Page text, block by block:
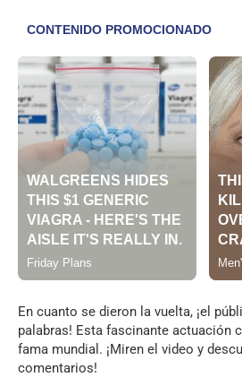
En cuanto se dieron la vuelta, ¡el
palabras! Esta fascinante actuación
fama mundial. ¡Miren el video y
comentarios!